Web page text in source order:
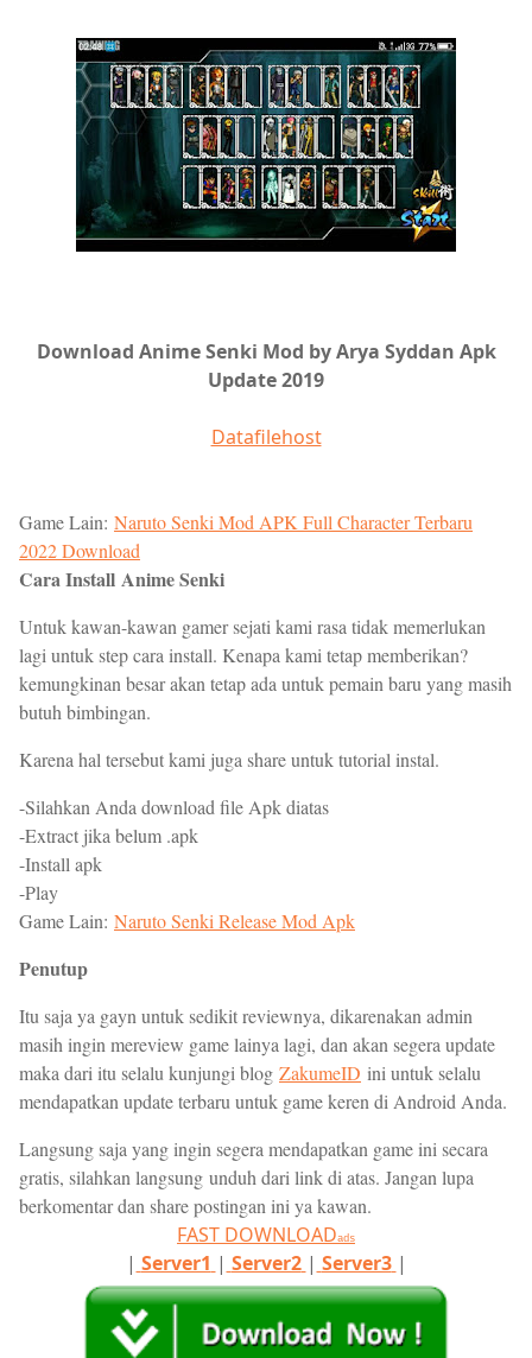
Download Anime Senki Mod by Arya Syddan Apk
Update 2019
Datafilehost
Game Lain: Naruto Senki Mod APK Full Character Terbaru
2022 Download
Cara Install Anime Senki
Untuk kawan-kawan gamer sejati kami rasa tidak memerlukan
lagi untuk step cara install. Kenapa kami tetap memberikan?
kemungkinan besar akan tetap ada untuk pemain baru yang masih
butuh bimbingan.
Karena hal tersebut kami juga share untuk tutorial instal.
-Silahkan Anda download file Apk diatas
-Extract jika belum .apk
-Install apk
-Play
Game Lain: Naruto Senki Release Mod Apk
Penutup
Itu saja ya gayn untuk sedikit reviewnya, dikarenakan admin
masih ingin mereview game lainya lagi, dan akan segera update
maka dari itu selalu kunjungi blog ZakumeID ini untuk selalu
mendapatkan update terbaru untuk game keren di Android Anda.
Langsung saja yang ingin segera mendapatkan game ini secara
gratis, silahkan langsung unduh dari link di atas. Jangan lupa
berkomentar dan share postingan ini ya kawan.
FAST DOWNLOADads
| Server1 | Server2 | Server3 |